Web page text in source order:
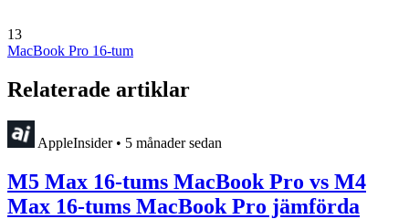
13
MacBook Pro 16-tum
Relaterade artiklar
AppleInsider • 5 månader sedan
M5 Max 16-tums MacBook Pro vs M4
Max 16-tums MacBook Pro jämförda